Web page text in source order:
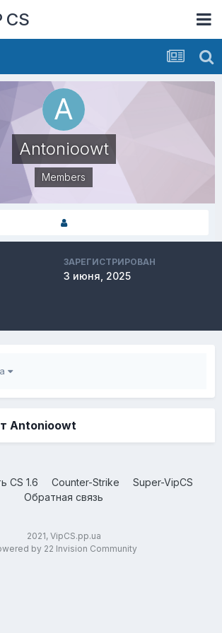
CS
Antonioowt
Members
ЗАРЕГИСТРИРОВАН
3 июня, 2025
Antonioowt
CS 1.6 Counter-Strike
Super-VipCS
Обратная связь
2021, VipCS.pp.ua
by 22 Invision Community